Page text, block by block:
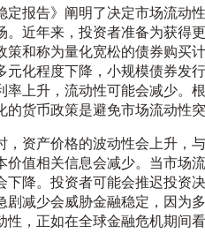
定报告》阐明了决定市场流动
。近年来，投资者准备为获得
策和称为量化宽松的债券购买
元化程度下降，小规模债券发
率上升，流动性可能会减少。
货币政策是避免市场流动性
，资产价格的波动性会上升，
价值相关信息会减少。当市场
下降。投资者可能会推迟投资
剧减少会威胁金融稳定，因为
，正如在全球金融危机期间看